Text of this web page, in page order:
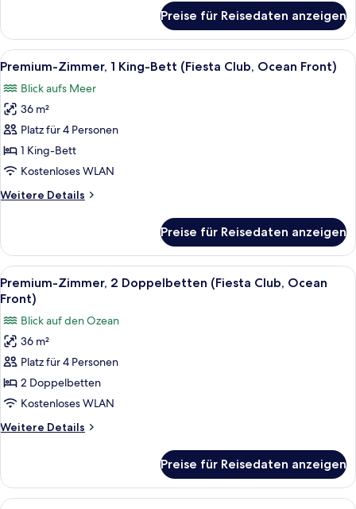
anzeigen
Zimmer,
2 Doppelbetten
(Fiesta
-
Sunset
Preise für Reisedaten anzeigen
Alle
Fotos
für
Premium-
Zimmer,
1 King-
Bett
Club,
anzeigen
Ein Hotelzimmer mit einem großen
7
Premium-Zimmer, 1 King-Bett (Fiesta Club, Ocean Front)
Blick aufs Meer
36 m²
Platz für 4 Personen
1 King-Bett
Kostenloses WLAN
Weitere Details
Weitere
Zimmer,
1 King-
Bett
(Fiesta
Ocean
Front)
Preise für Reisedaten anzeigen
Alle
Fotos
Premium-
Zimmer,
2 Doppelbetten
(Fiesta
Club,
Ocean
Front)
Ein Hotelzimmer mit zwei Betten,
7
Premium-Zimmer, 2 Doppelbetten (Fiesta Club, Ocean
Front)
Blick auf den Ozean
36 m²
Platz für 4 Personen
2 Doppelbetten
Kostenloses WLAN
Weitere Details
Weitere
Zimmer,
2 Doppelbetten
Preise für Reisedaten anzeigen
Ein Hotelzimmer mit zwei Betten,